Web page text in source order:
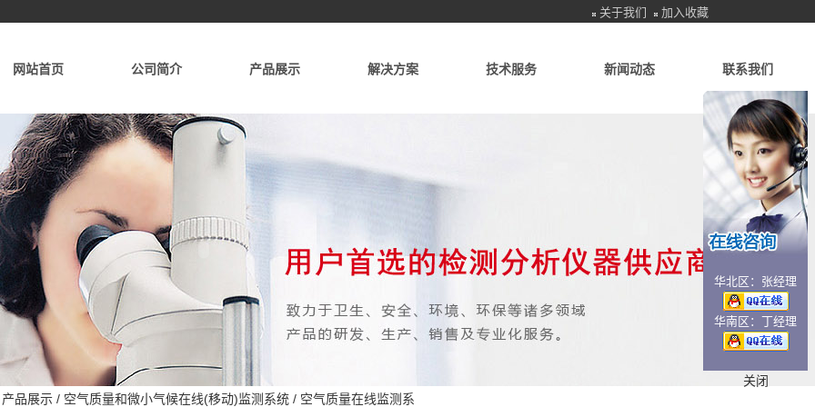
关于我们 加入收藏
网站首页 公司简介 产品展示 解决方案 技术服务 新闻动态 联系我们
产品展示 / 空气质量和微小气候在线(移动)监测系统 / 空气质量在线监测系
华北区：张经理
华南区：丁经理
关闭